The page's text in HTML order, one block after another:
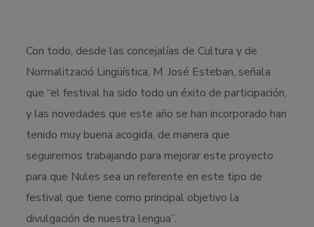
Con todo, desde las concejalías de Cultura y de
Normalització Lingüística, M. José Esteban, señala
que “el festival ha sido todo un éxito de participación,
y las novedades que este año se han incorporado han
tenido muy buena acogida, de manera que
seguiremos trabajando para mejorar este proyecto
para que Nules sea un referente en este tipo de
festival que tiene como principal objetivo la
divulgación de nuestra lengua”.